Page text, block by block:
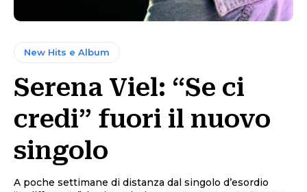
New Hits e Album
Serena Viel: “Se ci
credi” fuori il nuovo
singolo
A poche settimane di distanza dal singolo d’esordio